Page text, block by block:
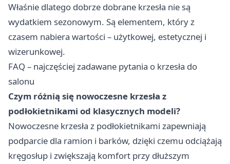
Właśnie dlatego dobrze dobrane krzesła nie są
wydatkiem sezonowym. Są elementem, który z
czasem nabiera wartości – użytkowej, estetycznej i
wizerunkowej.
FAQ – najczęściej zadawane pytania o krzesła do
salonu
Czym różnią się nowoczesne krzesła z
podłokietnikami od klasycznych modeli?
Nowoczesne krzesła z podłokietnikami zapewniają
podparcie dla ramion i barków, dzięki czemu odciążają
kręgosłup i zwiększają komfort przy dłuższym